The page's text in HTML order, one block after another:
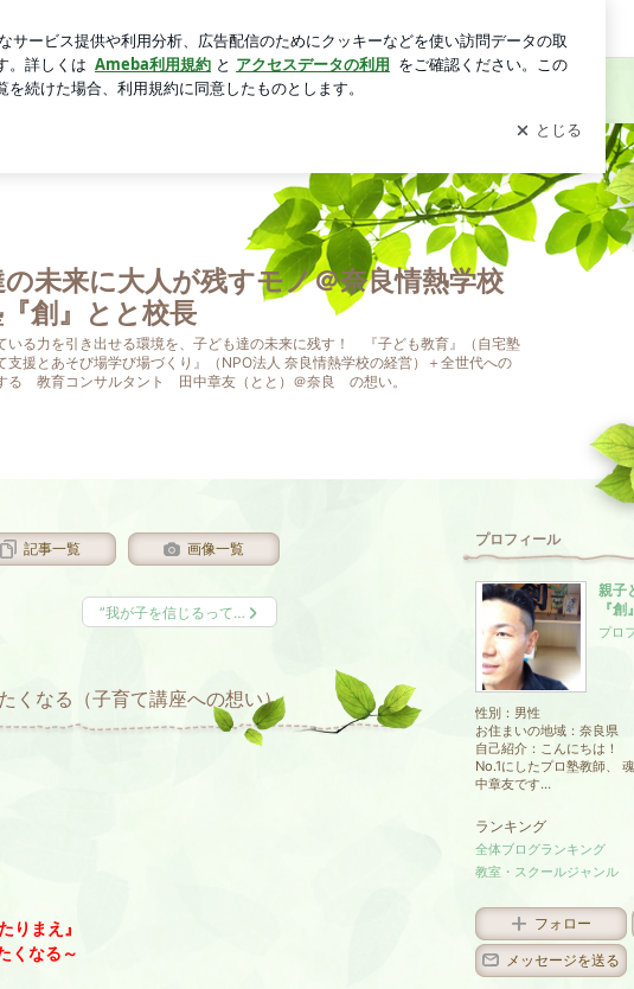
| 子ども達の未来に大人が残すモノ＠奈良情熱学校＋親子塾『創』とと
リング ログイン
未来に大人が残すモノ＠奈良情熱学校
創』とと校長
いる力を引き出せる環境を、子ども達の未来に残す！ 『子ども教育』（自宅塾
支援とあそび場学び場づくり』（NPO法人 奈良情熱学校の経営）＋全世代への
る 教育コンサルタント 田中章友（とと）＠奈良 の想い。
記事一覧 画像一覧
”我が子を信じるって…
くなる（子育て講座への想い）
りまえ』
くなる～
プロフィール
親子
『
プロ
性別： 男性
お住まいの地域： 奈良県
自己紹介：こんにちは！
No.1にしたプロ塾教師、
中章友です...
ランキング
全体ブログランキング
教室・スクールジャンル
フォロー
メッセージを送る